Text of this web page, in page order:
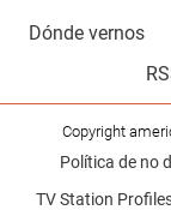
Dónde vernos
Copyright
Política de no
TV Station